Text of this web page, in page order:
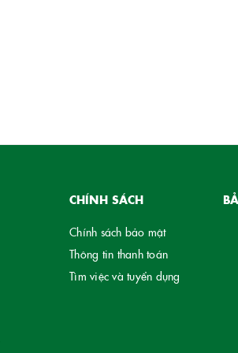
CHÍNH SÁCH
Chính sách bảo mật
Thông tin thanh toán
Tìm việc và tuyển dụng